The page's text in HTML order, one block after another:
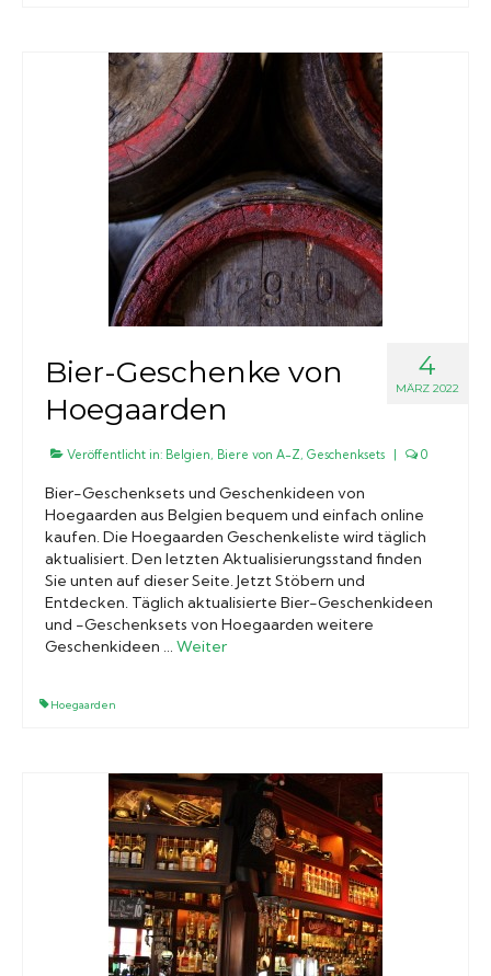
4
MÄRZ 2022
Bier-Geschenke von
Hoegaarden
Veröffentlicht in: Belgien, Biere von A-Z, Geschenksets | 0
Bier-Geschenksets und Geschenkideen von
Hoegaarden aus Belgien bequem und einfach online
kaufen. Die Hoegaarden Geschenkeliste wird täglich
aktualisiert. Den letzten Aktualisierungsstand finden
Sie unten auf dieser Seite. Jetzt Stöbern und
Entdecken. Täglich aktualisierte Bier-Geschenkideen
und -Geschenksets von Hoegaarden weitere
Geschenkideen … Weiter
Hoegaarden